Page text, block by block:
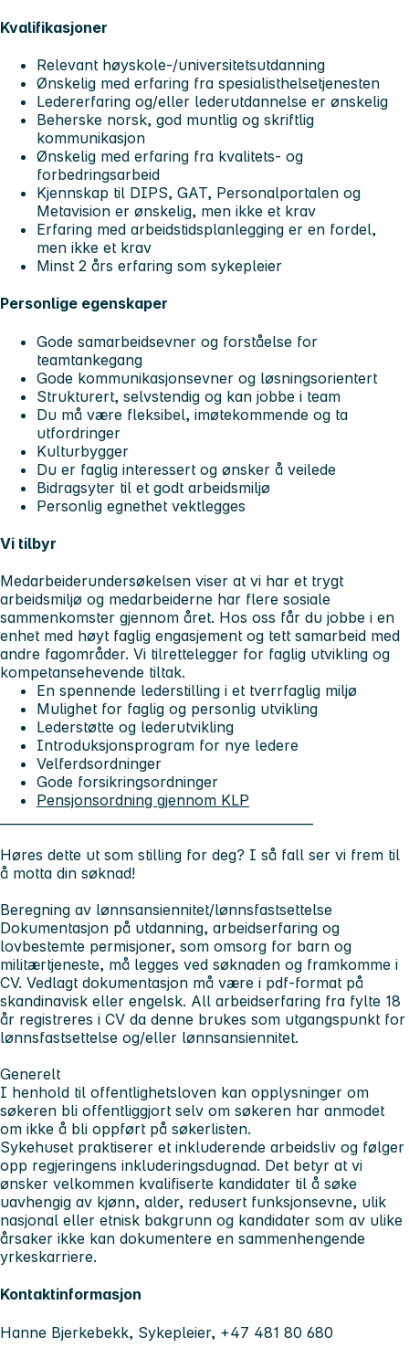
Kvalifikasjoner
Relevant høyskole-/universitetsutdanning
Ønskelig med erfaring fra spesialisthelsetjenesten
Ledererfaring og/eller lederutdannelse er ønskelig
Beherske norsk, god muntlig og skriftlig
kommunikasjon
Ønskelig med erfaring fra kvalitets- og
forbedringsarbeid
Kjennskap til DIPS, GAT, Personalportalen og
Metavision er ønskelig, men ikke et krav
Erfaring med arbeidstidsplanlegging er en fordel,
men ikke et krav
Minst 2 års erfaring som sykepleier
Personlige egenskaper
Gode samarbeidsevner og forståelse for
teamtankegang
Gode kommunikasjonsevner og løsningsorientert
Strukturert, selvstendig og kan jobbe i team
Du må være fleksibel, imøtekommende og ta
utfordringer
Kulturbygger
Du er faglig interessert og ønsker å veilede
Bidragsyter til et godt arbeidsmiljø
Personlig egnethet vektlegges
Vi tilbyr
Medarbeiderundersøkelsen viser at vi har et trygt
arbeidsmiljø og medarbeiderne har flere sosiale
sammenkomster gjennom året. Hos oss får du jobbe i en
enhet med høyt faglig engasjement og tett samarbeid med
andre fagområder. Vi tilrettelegger for faglig utvikling og
kompetansehevende tiltak.
En spennende lederstilling i et tverrfaglig miljø
Mulighet for faglig og personlig utvikling
Lederstøtte og lederutvikling
Introduksjonsprogram for nye ledere
Velferdsordninger
Gode forsikringsordninger
Pensjonsordning gjennom KLP
Høres dette ut som stilling for deg? I så fall ser vi frem til
å motta din søknad!
Beregning av lønnsansiennitet/lønnsfastsettelse
Dokumentasjon på utdanning, arbeidserfaring og
lovbestemte permisjoner, som omsorg for barn og
militærtjeneste, må legges ved søknaden og framkomme i
CV. Vedlagt dokumentasjon må være i pdf-format på
skandinavisk eller engelsk. All arbeidserfaring fra fylte 18
år registreres i CV da denne brukes som utgangspunkt for
lønnsfastsettelse og/eller lønnsansiennitet.
Generelt
I henhold til offentlighetsloven kan opplysninger om
søkeren bli offentliggjort selv om søkeren har anmodet
om ikke å bli oppført på søkerlisten.
Sykehuset praktiserer et inkluderende arbeidsliv og følger
opp regjeringens inkluderingsdugnad. Det betyr at vi
ønsker velkommen kvalifiserte kandidater til å søke
uavhengig av kjønn, alder, redusert funksjonsevne, ulik
nasjonal eller etnisk bakgrunn og kandidater som av ulike
årsaker ikke kan dokumentere en sammenhengende
yrkeskarriere.
Kontaktinformasjon
Hanne Bjerkebekk, Sykepleier, +47 481 80 680